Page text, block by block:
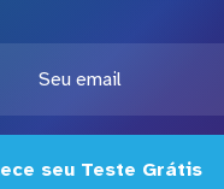
seu Teste Grátis